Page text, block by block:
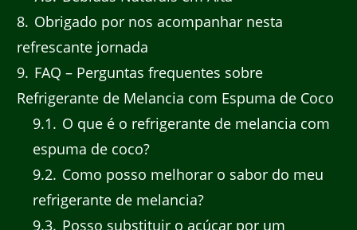
8 Obrigado por nos acompanhar nesta
refrescante jornada
9 FAQ – Perguntas frequentes sobre
Refrigerante de Melancia com Espuma de Coco
9.1
O que é o refrigerante de melancia com
espuma de coco?
9.2 Como posso melhorar o sabor do meu
refrigerante de melancia?
9.3 Posso substituir o açúcar por um